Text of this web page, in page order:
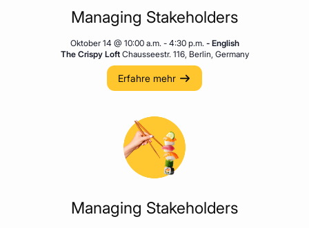
Managing Stakeholders
Oktober 14 @ 10:00 a.m.- 4:30 p.m. - English
The Crispy Loft Chausseestr. 116, Berlin, Germany
Erfahre mehr
Managing Stakeholders